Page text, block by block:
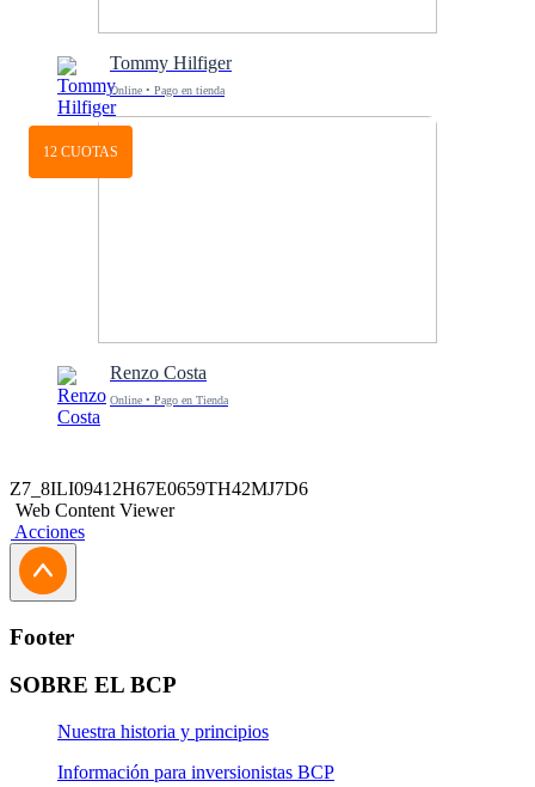
Tommy Hilfiger
Online • Pago en tienda
12 CUOTAS
Renzo Costa
Online • Pago en Tienda
Z7_8ILI09412H67E0659TH42MJ7D6
Web Content Viewer
Acciones
Footer
SOBRE EL BCP
Nuestra historia y principios
Información para inversionistas BCP